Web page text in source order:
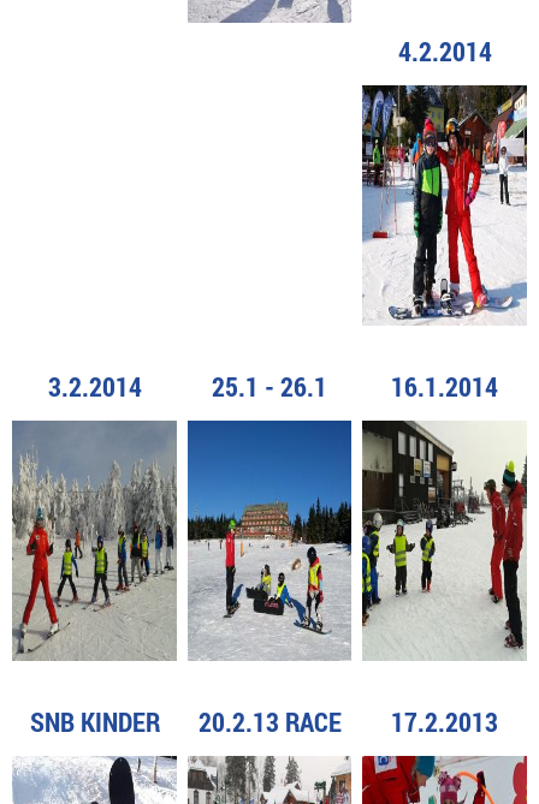
4.2.2014
3.2.2014 25.1 - 26.1 16.1.2014
SNB KINDER 20.2.13 RACE 17.2.2013